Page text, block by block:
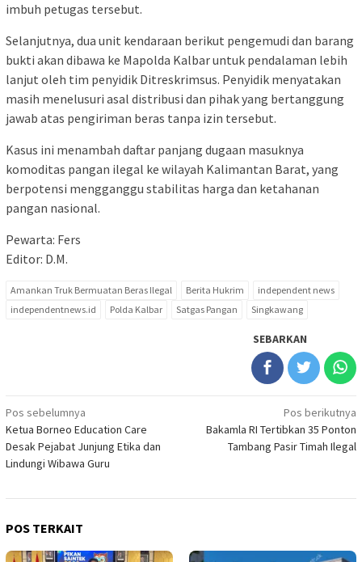
imbuh petugas tersebut.
Selanjutnya, dua unit kendaraan berikut pengemudi dan barang
bukti akan dibawa ke Mapolda Kalbar untuk pendalaman lebih
lanjut oleh tim penyidik Ditreskrimsus. Penyidik menyatakan
masih menelusuri asal distribusi dan pihak yang bertanggung
jawab atas pengiriman beras tanpa izin tersebut.
Kasus ini menambah daftar panjang dugaan masuknya
komoditas pangan ilegal ke wilayah Kalimantan Barat, yang
berpotensi mengganggu stabilitas harga dan ketahanan
pangan nasional.
Pewarta: Fers
Editor: D.M.
Amankan Truk Bermuatan Beras Ilegal Berita Hukrim
independent news
independentnews.id
Polda Kalbar Satgas Pangan Singkawang
SEBARKAN
Navigasi
pos
Pos sebelumnya
Ketua Borneo Education Care
Desak Pejabat Junjung Etika dan
Lindungi Wibawa Guru
Pos berikutnya
Bakamla RI Tertibkan 35 Ponton
Tambang Pasir Timah Ilegal
POS TERKAIT